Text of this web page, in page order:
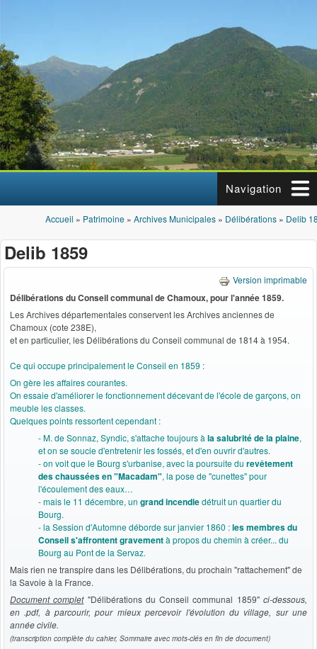
Navigation
Vous êtes ici
Accueil » Patrimoine » Archives Municipales » Délibérations » Delib
Delib 1859
Version imprimable
Délibérations du Conseil communal de Chamoux, pour l'année 1859.
Les Archives départementales conservent les Archives anciennes de
Chamoux (cote 238E),
et en particulier, les Délibérations du Conseil communal de 1814 à 1954.
Ce qui occupe principalement le Conseil en 1859 :
On gère les affaires courantes.
On essaie d'améliorer le fonctionnement décevant de l'école de garçons, on
meuble les classes.
Quelques points ressortent cependant :
- M. de Sonnaz, Syndic, s'attache toujours à la salubrité de la plaine,
et on se soucie d'entretenir les fossés, et d'en ouvrir d'autres.
- on voit que le Bourg s'urbanise, avec la poursuite du revêtement
des chaussées en "Macadam", la pose de "cunettes" pour
l'écoulement des eaux…
- mais le 11 décembre, un grand incendiedétruit un quartier du
Bourg.
- la Session d'Automne déborde sur janvier 1860 :les membres du
Conseil s'affrontent gravementà propos du chemin à créer... du
Bourg au Pont de la Servaz.
Mais rien ne transpire dans les Délibérations, du prochain "rattachement" de
la Savoie à la France.
Document complet"Délibérations du Conseil communal 1859"ci-dessous,
en .pdf, à parcourir, pour mieux percevoir l'évolution du village, sur une
année civile.
(transcription complète du cahier, Sommaire avec mots-clés en fin de document)